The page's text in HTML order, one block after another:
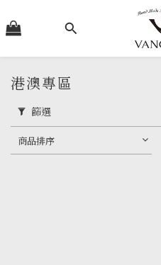
港澳專區
篩選
商品排序